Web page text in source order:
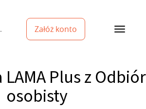
Załóż konto
Plus z Odbiór
osobisty